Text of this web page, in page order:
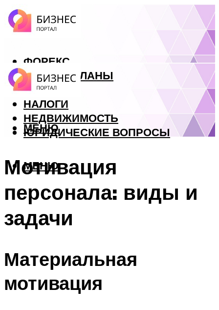
ФОРЕКС
БИЗНЕС ПЛАНЫ
КРЕДИТЫ
НАЛОГИ
НЕДВИЖИМОСТЬ
ЮРИДИЧЕСКИЕ ВОПРОСЫ
МЕНЮ
МЕНЮ
Мотивация
персонала: виды и
задачи
Материальная
мотивация